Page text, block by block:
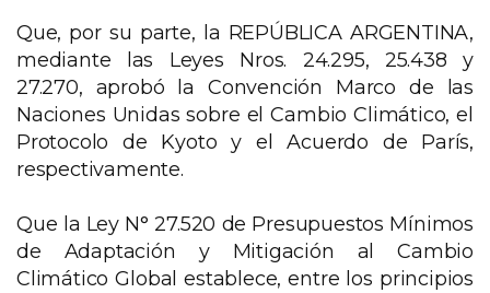
Que, por su parte, la REPÚBLICA ARGENTINA,
mediante las Leyes Nros. 24.295, 25.438 y
27.270, aprobó la Convención Marco de las
Naciones Unidas sobre el Cambio Climático, el
Protocolo de Kyoto y el Acuerdo de París,
respectivamente.
Que la Ley N° 27.520 de Presupuestos Mínimos
de Adaptación y Mitigación al Cambio
Climático Global establece, entre los principios